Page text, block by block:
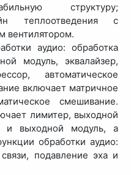
структуру;
теплоотведения с
вентилятором.
аудио: обработка
модуль, эквалайзер,
автоматическое
включает матричное
смешивание.
лимитер, выходной
и выходной модуль, а
обработки аудио:
подавление эха и